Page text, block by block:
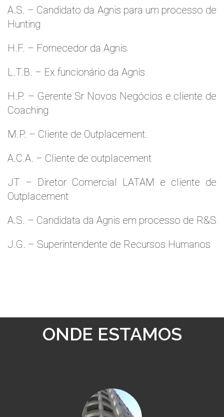
A.S. – Candidato da Agnis para um processo de
Hunting
H.F. – Fornecedor da Agnis
L.T.B. – Ex funcionário da Agnis
H.P. – Gerente Sr Novos Negócios e cliente de
Coaching
M.P. – Cliente de Outplacement.
A.C.A. – Cliente de outplacement
JT – Diretor Comercial LATAM e cliente de
Outplacement
A.S. – Candidata da Agnis em processo de R&S
J.G. – Superintendente de Recursos Humanos
ONDE ESTAMOS